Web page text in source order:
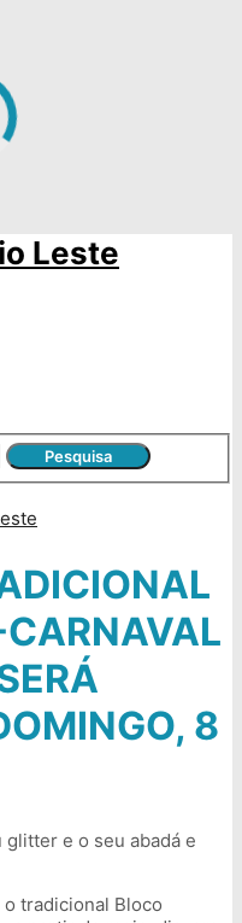
CARNAVAL
8
glitter e o seu abadá e
tradicional Bloco